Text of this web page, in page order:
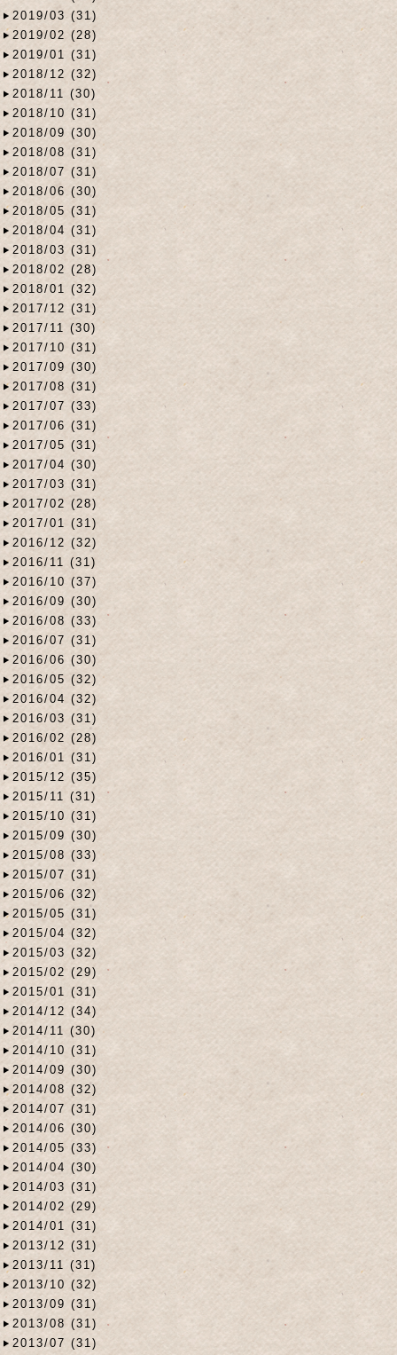
2019/03 (31)
2019/02 (28)
2019/01 (31)
2018/12 (32)
2018/11 (30)
2018/10 (31)
2018/09 (30)
2018/08 (31)
2018/07 (31)
2018/06 (30)
2018/05 (31)
2018/04 (31)
2018/03 (31)
2018/02 (28)
2018/01 (32)
2017/12 (31)
2017/11 (30)
2017/10 (31)
2017/09 (30)
2017/08 (31)
2017/07 (33)
2017/06 (31)
2017/05 (31)
2017/04 (30)
2017/03 (31)
2017/02 (28)
2017/01 (31)
2016/12 (32)
2016/11 (31)
2016/10 (37)
2016/09 (30)
2016/08 (33)
2016/07 (31)
2016/06 (30)
2016/05 (32)
2016/04 (32)
2016/03 (31)
2016/02 (28)
2016/01 (31)
2015/12 (35)
2015/11 (31)
2015/10 (31)
2015/09 (30)
2015/08 (33)
2015/07 (31)
2015/06 (32)
2015/05 (31)
2015/04 (32)
2015/03 (32)
2015/02 (29)
2015/01 (31)
2014/12 (34)
2014/11 (30)
2014/10 (31)
2014/09 (30)
2014/08 (32)
2014/07 (31)
2014/06 (30)
2014/05 (33)
2014/04 (30)
2014/03 (31)
2014/02 (29)
2014/01 (31)
2013/12 (31)
2013/11 (31)
2013/10 (32)
2013/09 (31)
2013/08 (31)
2013/07 (31)